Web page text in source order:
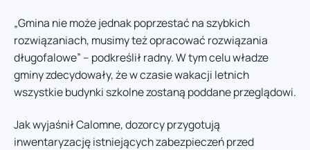
„Gmina nie może jednak poprzestać na szybkich
rozwiązaniach, musimy też opracować rozwiązania
długofalowe” – podkreślił radny. W tym celu władze
gminy zdecydowały, że w czasie wakacji letnich
wszystkie budynki szkolne zostaną poddane przeglądowi.
Jak wyjaśnił Calomne, dozorcy przygotują
inwentaryzację istniejących zabezpieczeń przed